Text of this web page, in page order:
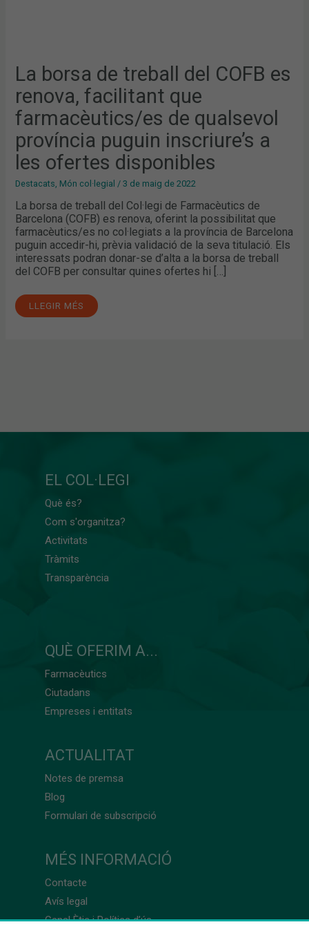
La borsa de treball del COFB es
renova, facilitant que
farmacèutics/es de qualsevol
província puguin inscriure’s a
les ofertes disponibles
Destacats, Món col·legial /3 de maig de 2022
La borsa de treball del Col·legi de Farmacèutics de
Barcelona (COFB) es renova, oferint la possibilitat que
farmacèutics/es no col·legiats a la província de Barcelona
puguin accedir-hi, prèvia validació de la seva titulació. Els
interessats podran donar-se d’alta a la borsa de treball
del COFB per consultar quines ofertes hi […]
LLEGIR MÉS
EL COL·LEGI
Què és?
Com s'organitza?
Activitats
Tràmits
Transparència
QUÈ OFERIM A...
Farmacèutics
Ciutadans
Empreses i entitats
ACTUALITAT
Notes de premsa
Blog
Formulari de subscripció
MÉS INFORMACIÓ
Contacte
Avís legal
Canal Ètic i Política d’ús